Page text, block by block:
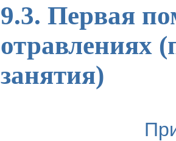
9.3. Первая
отравлениях
занятия)